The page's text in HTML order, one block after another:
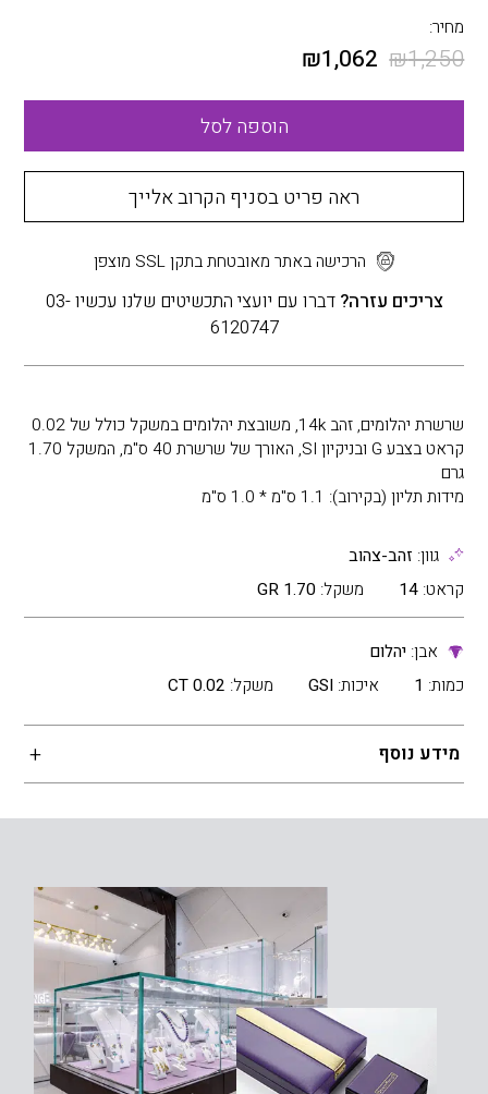
מחיר:
₪1,250
₪1,062
הוספה לסל
ראה פריט בסניף הקרוב אלייך
הרכישה באתר מאובטחת בתקן SSL מוצפן
צריכים עזרה?
דברו עם יועצי התכשיטים שלנו עכשיו 03-
6120747
שרשרת יהלומים, זהב 14k, משובצת יהלומים במשקל כולל של 0.02
קראט בצבע G ובניקיון SI, האורך של שרשרת 40 ס"מ, המשקל 1.70
גרם
מידות תליון (בקירוב): 1.1 ס"מ * 1.0 ס"מ
גוון: זהב-צהוב
קראט: 14 משקל: 1.70 GR
אבן:יהלום
כמות: 1 איכות: GSI משקל: 0.02 CT
מידע נוסף